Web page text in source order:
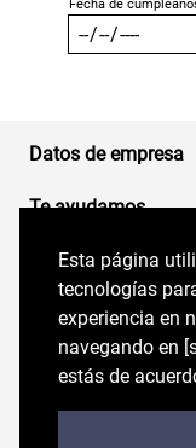
Esta página
tecnologías
experiencia en
navegando en
de acuerdo con
Esta página
tecnologías
experiencia en
navegando en
estás de
Datos de empresa
Te ayudamos
Medios de pago
Contáctanos
Síguenos en
Trabaja con